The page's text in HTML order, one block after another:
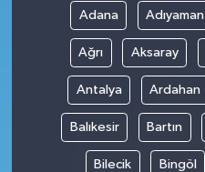
Adana Adıyaman
Ağrı Aksaray
Antalya Ardahan
Balıkesir Bartın
Bilecik Bingöl